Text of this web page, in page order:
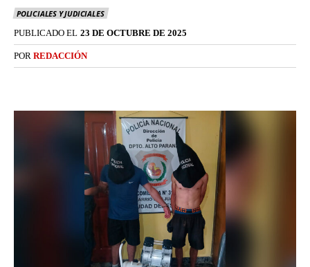
POLICIALES Y JUDICIALES
PUBLICADO EL 23 DE OCTUBRE DE 2025
POR REDACCIÓN